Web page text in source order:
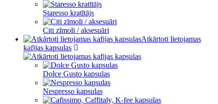
Staresso kratītājs
Citi zīmoli / aksesuāri
Atkārtoti lietojamas
kafijas kapsulas
Dolce Gusto kapsulas
Nespresso kapsulas